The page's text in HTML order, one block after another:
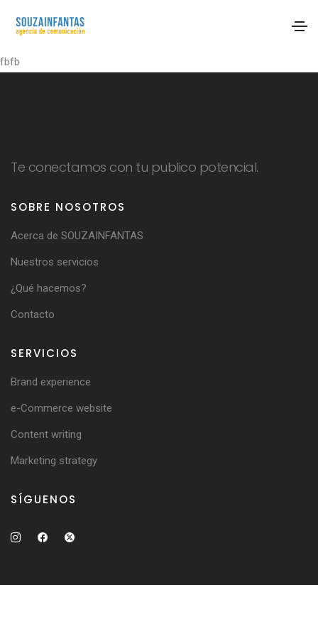
fbfb
Te conectamos con tu publico potencial.
SOBRE NOSOTROS
Acerca de SOUZAINFANTAS
Nuestros servicios
¿Qué hacemos?
Contacto
SERVICIOS
Brand experience
e-Commerce website
Content writing
Marketing strategy
SÍGUENOS